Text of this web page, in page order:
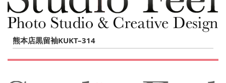
熊本店黒留袖KUKT–314